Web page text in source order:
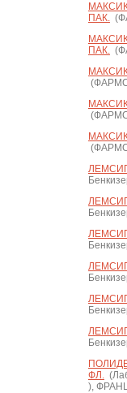
ПАК.
ПАК.
ФЛ.
),